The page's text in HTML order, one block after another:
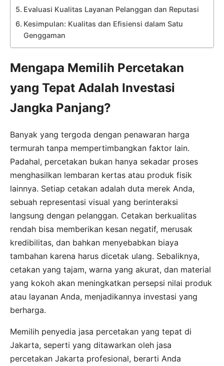
Evaluasi Kualitas Layanan Pelanggan dan Reputasi
Kesimpulan: Kualitas dan Efisiensi dalam Satu
Genggaman
Mengapa Memilih Percetakan
yang Tepat Adalah Investasi
Jangka Panjang?
Banyak yang tergoda dengan penawaran harga
termurah tanpa mempertimbangkan faktor lain.
Padahal, percetakan bukan hanya sekadar proses
menghasilkan lembaran kertas atau produk fisik
lainnya. Setiap cetakan adalah duta merek Anda,
sebuah representasi visual yang berinteraksi
langsung dengan pelanggan. Cetakan berkualitas
rendah bisa memberikan kesan negatif, merusak
kredibilitas, dan bahkan menyebabkan biaya
tambahan karena harus dicetak ulang. Sebaliknya,
cetakan yang tajam, warna yang akurat, dan material
yang kokoh akan meningkatkan persepsi nilai produk
atau layanan Anda, menjadikannya investasi yang
berharga.
Memilih penyedia jasa percetakan yang tepat di
Jakarta, seperti yang ditawarkan oleh jasa
percetakan Jakarta profesional, berarti Anda